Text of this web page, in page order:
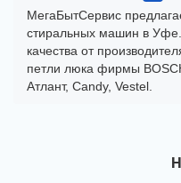
МегаБытСервис
стиральных машин в Уфе.
качества от
петли люка фирмы
Атлант, Candу, Vestel.